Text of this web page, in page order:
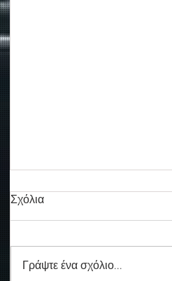
Σχόλια
Γράψτε ένα σχόλιο...